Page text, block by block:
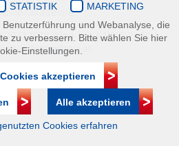
2 1070 Wien | +43(1)505 32 50 |
STATISTIK
MARKETING
und Webanalyse, die
zu verbessern. Bitte wählen Sie hier
Einstellungen.
akzeptieren
Alle akzeptieren
Cookies erfahren